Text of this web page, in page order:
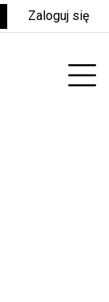
Zaloguj się